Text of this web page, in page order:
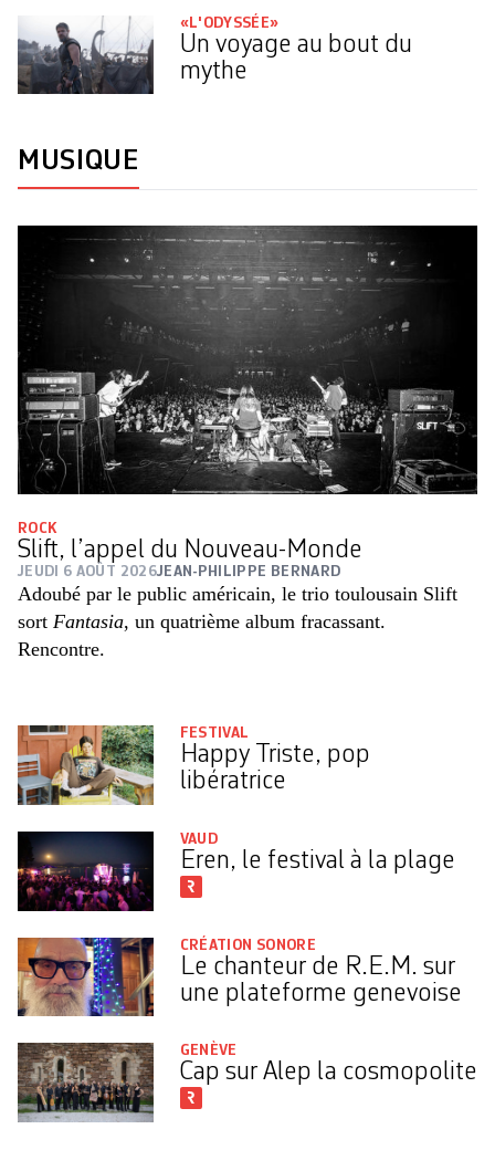
«L'ODYSSÉE»
Un voyage au bout du
mythe
MUSIQUE
ROCK
Slift, l’appel du Nouveau-Monde
JEUDI 6 AOÛT 2026JEAN-PHILIPPE BERNARD
Adoubé par le public américain, le trio toulousain Slift
sort Fantasia, un quatrième album fracassant.
Rencontre.
FESTIVAL
Happy Triste, pop
libératrice
VAUD
Eren, le festival à la plage
CRÉATION SONORE
Le chanteur de R.E.M. sur
une plateforme genevoise
GENÈVE
Cap sur Alep la cosmopolite